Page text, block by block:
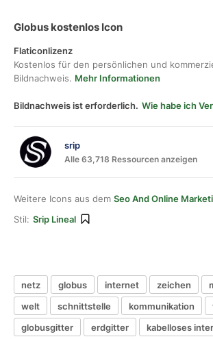
Globus kostenlos Icon
Flaticonlizenz
Kostenlos für den persönlichen und
Bildnachweis. Mehr Informationen
Bildnachweis ist erforderlich. Wie habe ich
srip
Alle 63,718 Ressourcen anzeigen
Weitere Icons aus dem Seo And Online
Stil: Srip Lineal
netz globus internet zeichen
welt
schnittstelle kommunikation
globusgitter
erdgitter
kabelloses